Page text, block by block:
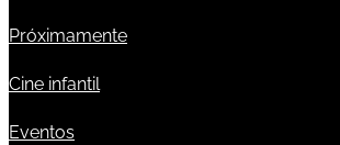
Próximamente
Cine infantil
Eventos